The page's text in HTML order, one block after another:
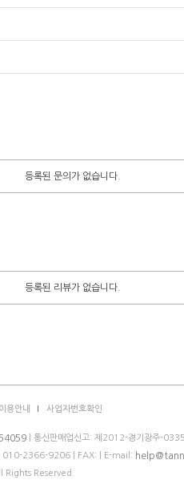
등록된 문의가 없습니다.
등록된 리뷰가 없습니다.
이용안내 사업자번호확인
| 통신판매업신고: 제2012-경기광주-
010-2366-9206| FAX: | E-mail:
Rights Reserved.